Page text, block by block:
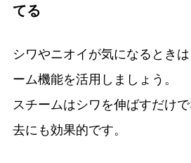
てる
シワやニオイが気になるとき
ーム機能を活用しましょう。
スチームはシワを伸ばすだけ
去にも効果的です。